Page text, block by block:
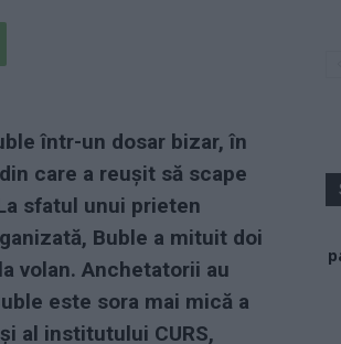
într-un dosar bizar, în
care a reușit să scape
sfatul unui prieten
Buble a mituit doi
volan. Anchetatorii au
este sora mai mică a
al institutului CURS,